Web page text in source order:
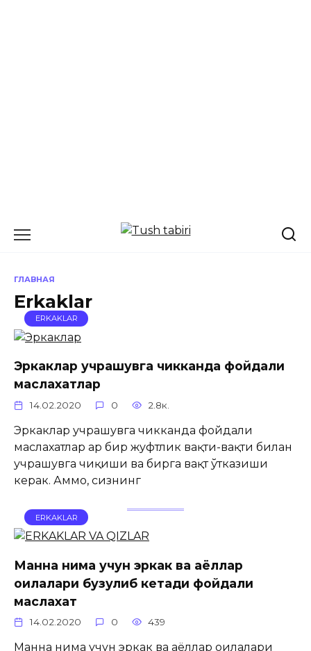
ГЛАВНАЯ
Erkaklar
ERKAKLAR
Эркаклар учрашувга чикканда фойдали
маслахатлар
14.02.2020 0 2.8к.
Эркаклар учрашувга чикканда фойдали
маслахатлар Ҳар бир жуфтлик вақти-вақти билан
учрашувга чиқиши ва бирга вақт ўтказиши
керак. Аммо, сизнинг
ERKAKLAR
Манна нима учун эркак ва аёллар
оилалари бузулиб кетади фойдали
маслахат
14.02.2020 0 439
Манна нима учун эркак ва аёллар оилалари